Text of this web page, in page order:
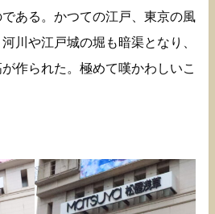
ある。かつての江戸、東京の風
川や江戸城の堀も暗渠となり、
作られた。極めて嘆かわしいこ